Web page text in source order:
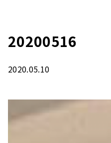
20200516
2020.05.10